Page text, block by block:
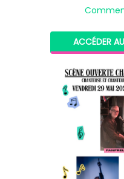
ACCÉDER